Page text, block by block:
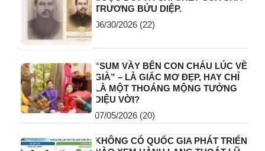
TRƯƠNG BỬU DIỆP.
06/30/2026 (22)
“SUM VẦY BÊN CON CHÁU LÚC VỀ
GIÀ” – LÀ GIẤC MƠ ĐẸP, HAY CHỈ
LÀ MỘT THOÁNG MỘNG TƯỞNG
DIỆU VỜI?
07/05/2026 (20)
KHÔNG CÓ QUỐC GIA PHÁT TRIỂN